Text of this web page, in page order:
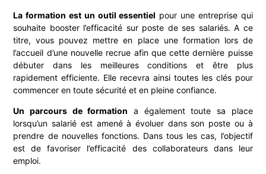
La formation est un outil essentiel pour une entreprise qui
souhaite booster l’efficacité sur poste de ses salariés. A ce
titre, vous pouvez mettre en place une formation lors de
l’accueil d’une nouvelle recrue afin que cette dernière puisse
débuter dans les meilleures conditions et être plus
rapidement efficiente. Elle recevra ainsi toutes les clés pour
commencer en toute sécurité et en pleine confiance.
Un parcours de formation a également toute sa place
lorsqu’un salarié est amené à évoluer dans son poste ou à
prendre de nouvelles fonctions. Dans tous les cas, l’objectif
est de favoriser l’efficacité des collaborateurs dans leur
emploi.